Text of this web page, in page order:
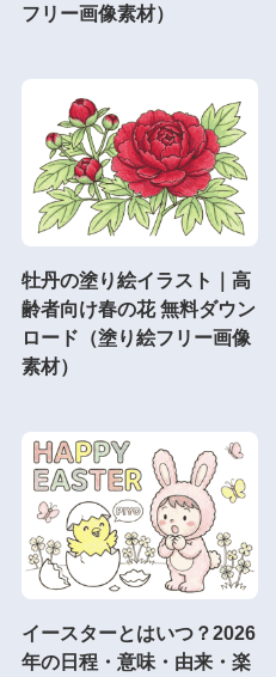
フリー画像素材）
牡丹の塗り絵イラスト｜高
齢者向け春の花 無料ダウン
ロード（塗り絵フリー画像
素材）
イースターとはいつ？2026
年の日程・意味・由来・楽